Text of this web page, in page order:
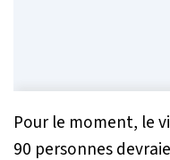
Pour le moment, le
90 personnes